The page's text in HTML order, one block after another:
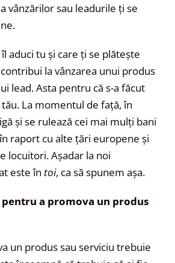
vânzărilor sau leadurile ți se
aduci tu și care ți se plătește
la vânzarea unui produs
lead. Asta pentru că s-a făcut
La momentul de față, în
și se rulează cei mai mulți bani
raport cu alte țări europene și
locuitori. Așadar la noi
este în toi, ca să spunem așa.
pentru a promova un produs
un produs sau serviciu trebuie